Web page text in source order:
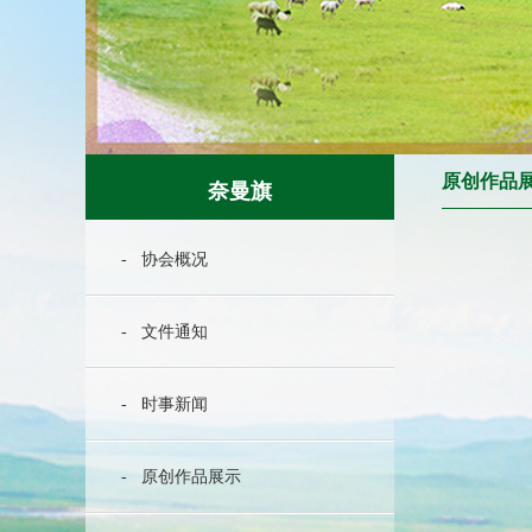
奈曼旗
- 协会概况
- 文件通知
- 时事新闻
- 原创作品展示
原创作品